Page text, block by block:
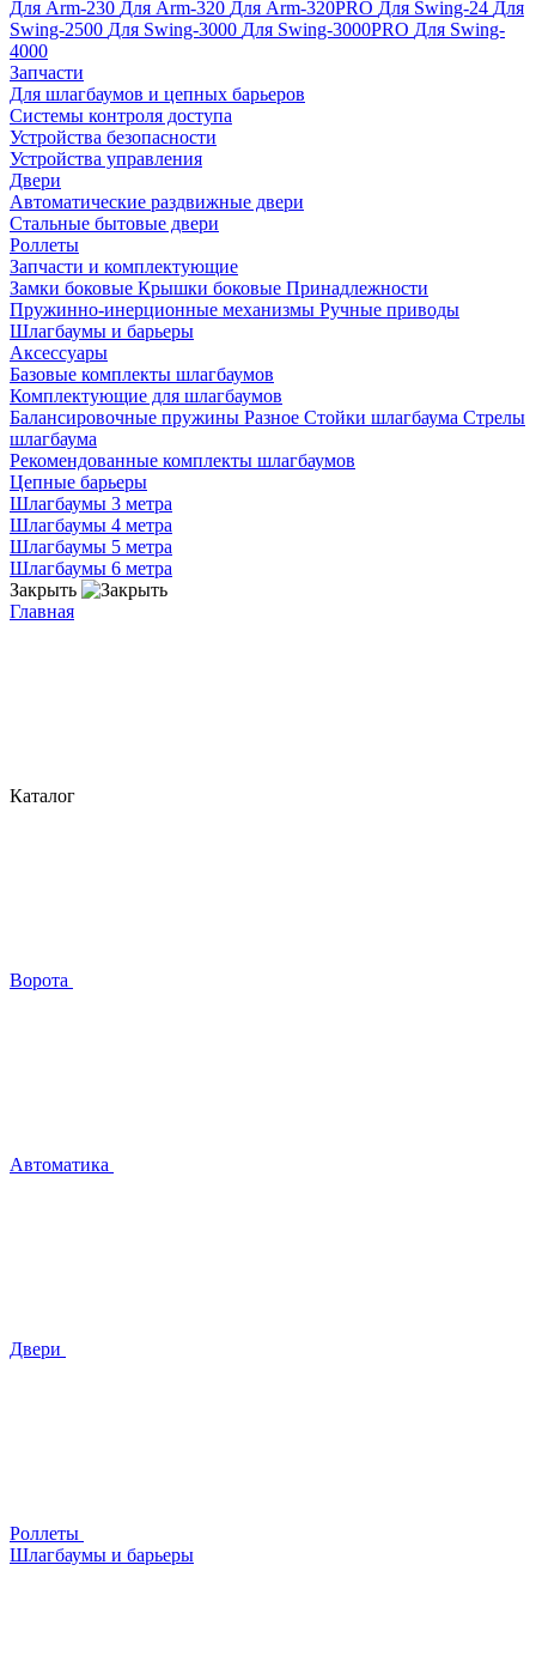
Для Arm-230 Для Arm-320 Для Arm-320PRO Для Swing-24 Для
Swing-2500 Для Swing-3000 Для Swing-3000PRO Для Swing-
4000
Запчасти
Для шлагбаумов и цепных барьеров
Системы контроля доступа
Устройства безопасности
Устройства управления
Двери
Автоматические раздвижные двери
Стальные бытовые двери
Роллеты
Запчасти и комплектующие
Замки боковые Крышки боковые Принадлежности
Пружинно-инерционные механизмы Ручные приводы
Шлагбаумы и барьеры
Аксессуары
Базовые комплекты шлагбаумов
Комплектующие для шлагбаумов
Балансировочные пружины Разное Стойки шлагбаума Стрелы
шлагбаума
Рекомендованные комплекты шлагбаумов
Цепные барьеры
Шлагбаумы 3 метра
Шлагбаумы 4 метра
Шлагбаумы 5 метра
Шлагбаумы 6 метра
Закрыть
Главная
Каталог
Ворота
Автоматика
Двери
Роллеты
Шлагбаумы и барьеры